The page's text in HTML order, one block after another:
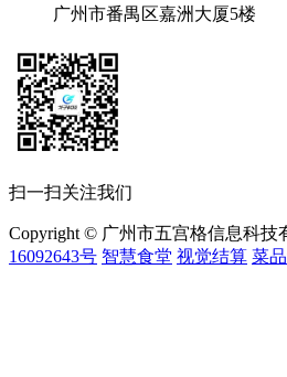
广州市番禺区嘉洲大厦5楼
扫一扫关注我们
Copyright © 广州市五宫格信息科技
16092643号 智慧食堂 视觉结算 菜